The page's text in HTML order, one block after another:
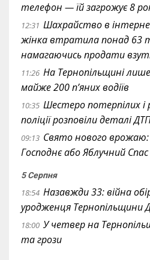
телефон — їй загрожує 8
12:31 Шахрайство в
жінка втратила понад 63
намагаючись продати
11:26 На Тернопільщині
майже 200 п’яних водіїв
10:35 Шестеро потерпілих
поліції розповіли деталі
09:13 Свято нового
Господнє або Яблучний Спас
5 Серпня
18:54 Назавжди 33: війна
уродженця Тернопільщини
18:00 У четвер на
та грози